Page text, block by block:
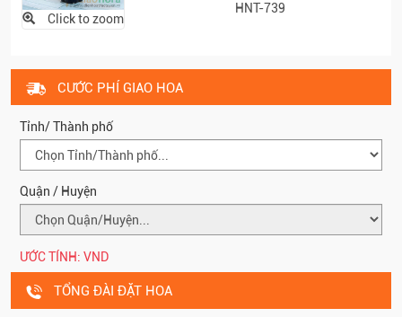
Click to zoom
HNT-739
CƯỚC PHÍ GIAO HOA
Tỉnh/ Thành phố
Quận / Huyện
ƯỚC TÍNH: VND
TỔNG ĐÀI ĐẶT HOA